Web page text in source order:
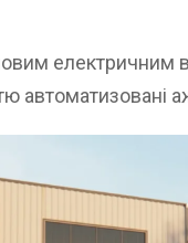
електричним
автоматизовані